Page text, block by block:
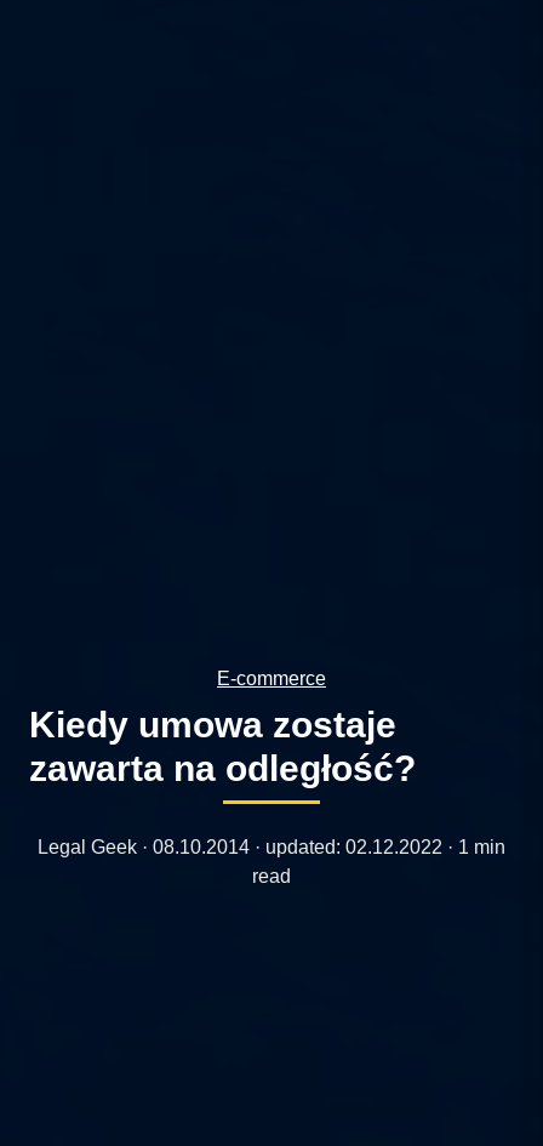
E-commerce
Kiedy umowa zostaje
zawarta na odległość?
Legal Geek · 08.10.2014 · updated: 02.12.2022 · 1 min
read